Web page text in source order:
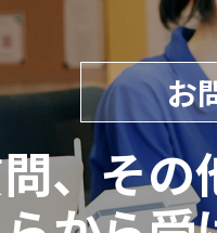
お
、その